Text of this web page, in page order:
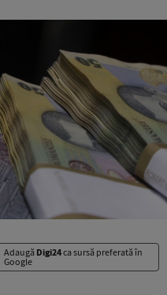
Adaugă Digi24ca sursă preferată în
Google